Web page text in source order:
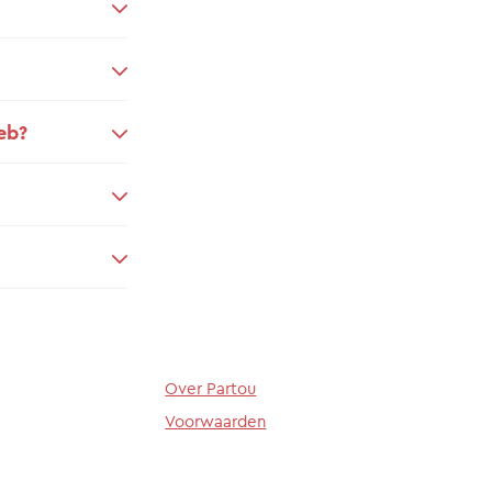
Over Partou
Voorwaarden